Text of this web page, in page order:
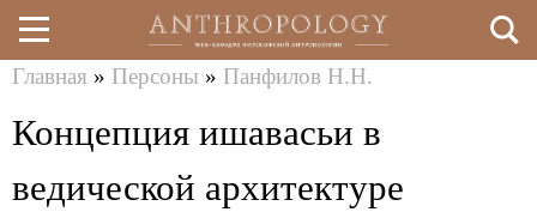
Перейти
к
основному
здесь
Главная » Персоны » Панфилов Н.Н.
Концепция ишавасьи в
ведической архитектуре